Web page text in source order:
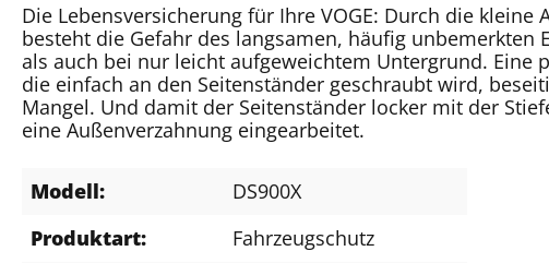
Die Lebensversicherung für Ihre VOGE: Durch die
besteht die Gefahr des langsamen, häufig unbemerkten
als auch bei nur leicht aufgeweichtem Untergrund. Eine
die einfach an den Seitenständer geschraubt wird,
Mangel. Und damit der Seitenständer locker mit der
eine Außenverzahnung eingearbeitet.
Modell:
DS900X
Produktart:
Fahrzeugschutz